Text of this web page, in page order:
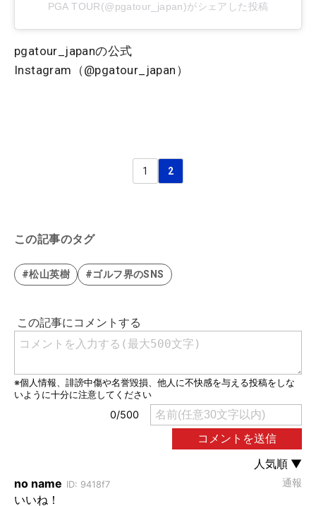
PGA TOUR(@pgatour_japan)がシェアした投稿
pgatour_japanの公式
Instagram（@pgatour_japan）
1 2
この記事のタグ
#松山英樹 #ゴルフ界のSNS